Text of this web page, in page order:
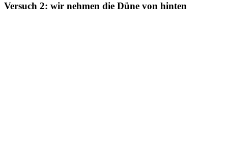
Versuch 2: wir nehmen die Düne von hinten